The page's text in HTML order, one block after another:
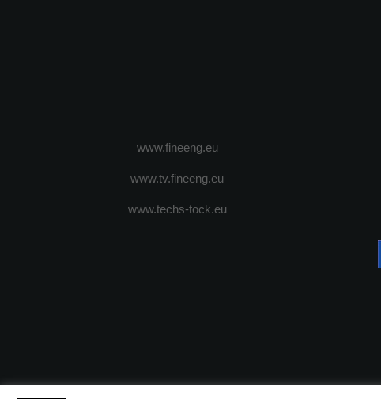
www.fineeng.eu
www.tv.fineeng.eu
www.techs-tock.eu